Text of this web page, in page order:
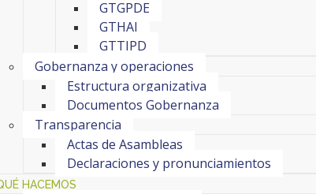
GTGPDE
GTHAI
GTTIPD
Gobernanza y operaciones
Estructura organizativa
Documentos Gobernanza
Transparencia
Actas de Asambleas
Declaraciones y pronunciamientos
HACEMOS